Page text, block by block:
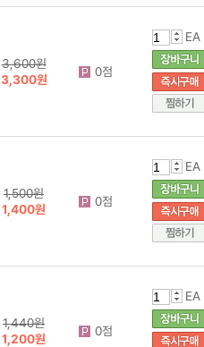
3,600원
3,300원
0점
EA
1,500원
1,400원
0점
EA
1,440원
1,200원
0점
EA